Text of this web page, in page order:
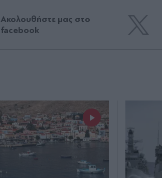
Ακολουθήστε μας στο
facebook